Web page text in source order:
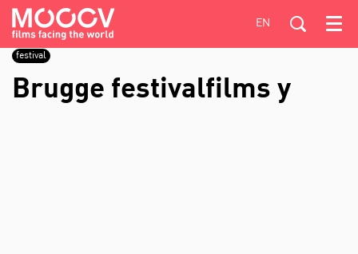
EN Menu
festival
Brugge festivalfilms y